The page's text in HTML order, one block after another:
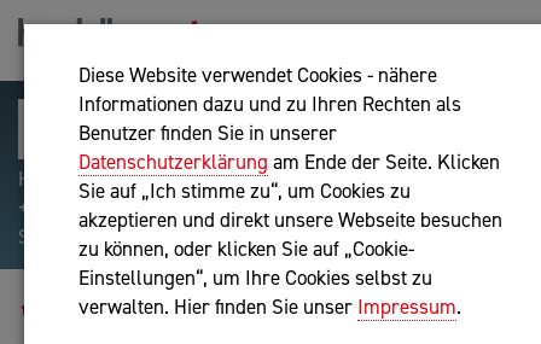
Diese Website verwendet Cookies - nähere
Informationen dazu und zu Ihren Rechten als
Benutzer finden Sie in unserer
Datenschutzerklärung am Ende der Seite. Klicken
Sie auf „Ich stimme zu“, um Cookies zu
akzeptieren und direkt unsere Webseite besuchen
zu können, oder klicken Sie auf „Cookie-
Einstellungen“, um Ihre Cookies selbst zu
verwalten. Hier finden Sie unser Impressum.
Hilfreiche Suchparameter: Begriff einschließen:
+webshop, Begriff ausschließen: -webshop, Exakter
Suchbegriff: "internet of things"
Veranstaltungen Update Rechnungswesen